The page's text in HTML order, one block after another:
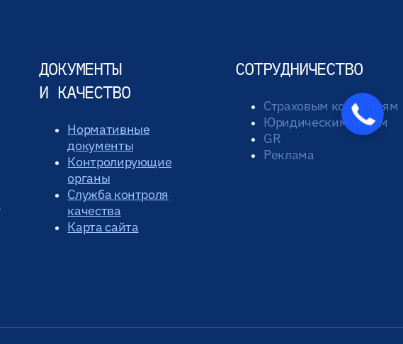
ДОКУМЕНТЫ
И КАЧЕСТВО
Нормативные
документы
Контролирующие
органы
Служба контроля
качества
Карта сайта
СОТРУДНИЧЕСТВО
Страховым компаниям
Юридическим лицам
GR
Реклама
Закажите
звонок